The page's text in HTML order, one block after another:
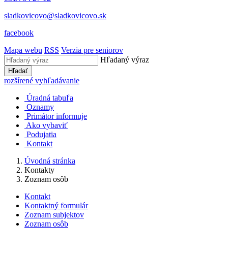
sladkovicovo@sladkovicovo.sk
facebook
Mapa webu RSS Verzia pre seniorov
Hľadaný výraz
Hľadať
rozšírené vyhľadávanie
Úradná tabuľa
Oznamy
Primátor informuje
Ako vybaviť
Podujatia
Kontakt
Úvodná stránka
Kontakty
Zoznam osôb
Kontakt
Kontaktný formulár
Zoznam subjektov
Zoznam osôb